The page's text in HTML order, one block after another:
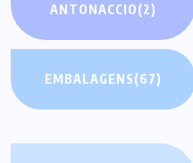
ANTONACCIO(2)
EMBALAGENS(67)